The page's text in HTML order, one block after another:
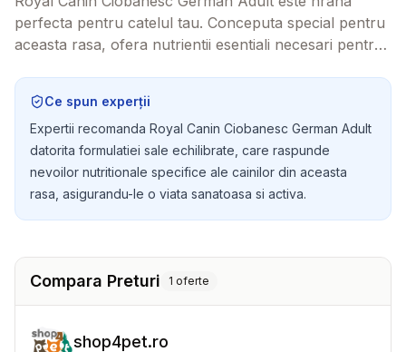
perfecta pentru catelul tau. Conceputa special pentru
aceasta rasa, ofera nutrientii esentiali necesari pentru
de adultie.
Ce spun experții
Expertii recomanda Royal Canin Ciobanesc German Adult
datorita formulatiei sale echilibrate, care raspunde
nevoilor nutritionale specifice ale cainilor din aceasta
rasa, asigurandu-le o viata sanatoasa si activa.
Compara Preturi 1 oferte
shop4pet.ro